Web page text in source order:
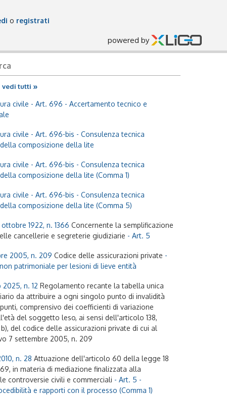
powered by
o registrati
vedi tutti »
civile - Art. 696 - Accertamento tecnico e
civile - Art. 696-bis - Consulenza tecnica
composizione della lite
civile - Art. 696-bis - Consulenza tecnica
composizione della lite (Comma 1)
civile - Art. 696-bis - Consulenza tecnica
composizione della lite (Comma 5)
1922, n. 1366 Concernente la semplificazione
cancellerie e segreterie giudiziarie - Art. 5
2005, n. 209 Codice delle assicurazioni private -
patrimoniale per lesioni di lieve entità
2025, n. 12 Regolamento recante la tabella unica
da attribuire a ogni singolo punto di invalidità
comprensivo dei coefficienti di variazione
del soggetto leso, ai sensi dell'articolo 138,
del codice delle assicurazioni private di cui al
7 settembre 2005, n. 209
n. 28 Attuazione dell'articolo 60 della legge 18
in materia di mediazione finalizzata alla
controversie civili e commerciali - Art. 5 -
e rapporti con il processo (Comma 1)